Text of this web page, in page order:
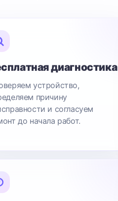
диагностика
устройство,
причину
и согласуем
до начала работ.